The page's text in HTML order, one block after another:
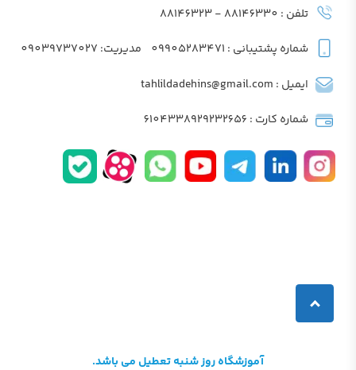
تلفن : 88146330 - 88146323
شماره پشتیبانی : 09905283471 مدیریت: 09039737027
ایمیل : tahlildadehins@gmail.com
شماره کارت : 6104338929232656
آموزشگاه روز شنبه تعطیل می باشد.